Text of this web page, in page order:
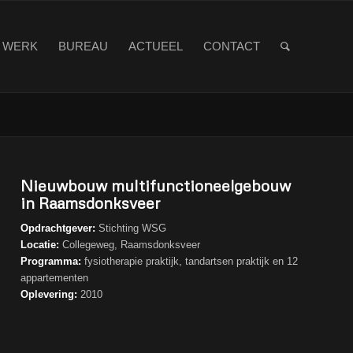
WERK BUREAU ACTUEEL CONTACT
Nieuwbouw multifunctioneelgebouw
in Raamsdonksveer
Opdrachtgever: Stichting WSG
Locatie: Collegeweg, Raamsdonksveer
Programma: fysiotherapie praktijk, tandartsen praktijk en 12
appartementen
Oplevering:2010